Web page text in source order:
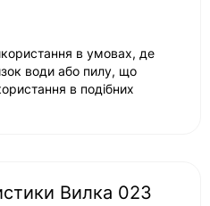
в умовах, де
води або пилу, що
в подібних
Вилка 023